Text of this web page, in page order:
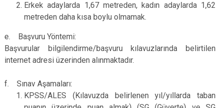
Erkek adaylarda 1,67 metreden, kadın adaylarda 1,62
metreden daha kısa boylu olmamak.
e. Başvuru Yöntemi:
Başvurular bilgilendirme/başvuru kılavuzlarında belirtilen
internet adresi üzerinden alınmaktadır.
f. Sınav Aşamaları:
KPSS/ALES (Kılavuzda belirlenen yıl/yıllarda taban